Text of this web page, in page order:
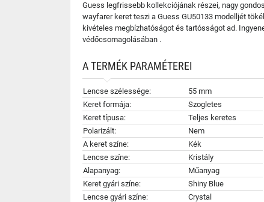
Guess legfrissebb kollekciójának részei, nagy
wayfarer keret teszi a Guess GU50133 modelljét
kivételes megbízhatóságot és tartósságot ad.
védőcsomagolásában .
A TERMÉK PARAMÉTEREI
Lencse szélessége:
55 mm
Keret formája:
Szogletes
Keret típusa:
Teljes keretes
Polarizált:
Nem
A keret színe:
Kék
Lencse színe:
Kristály
Alapanyag:
Műanyag
Keret gyári színe:
Shiny Blue
Lencse gyári színe:
Crystal